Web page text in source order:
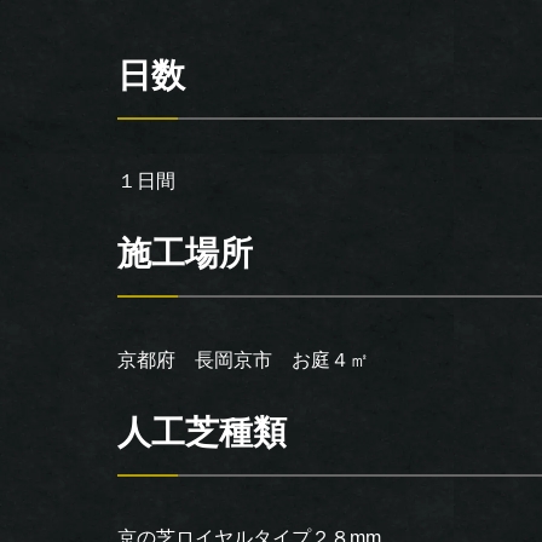
日数
１日間
施工場所
京都府 長岡京市 お庭４㎡
人工芝種類